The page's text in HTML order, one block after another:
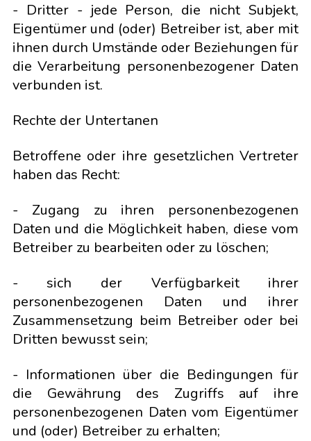
- Dritter - jede Person, die nicht Subjekt,
Eigentümer und (oder) Betreiber ist, aber mit
ihnen durch Umstände oder Beziehungen für
die Verarbeitung personenbezogener Daten
verbunden ist.
Rechte der Untertanen
Betroffene oder ihre gesetzlichen Vertreter
haben das Recht:
- Zugang zu ihren personenbezogenen
Daten und die Möglichkeit haben, diese vom
Betreiber zu bearbeiten oder zu löschen;
- sich der Verfügbarkeit ihrer
personenbezogenen Daten und ihrer
Zusammensetzung beim Betreiber oder bei
Dritten bewusst sein;
- Informationen über die Bedingungen für
die Gewährung des Zugriffs auf ihre
personenbezogenen Daten vom Eigentümer
und (oder) Betreiber zu erhalten;